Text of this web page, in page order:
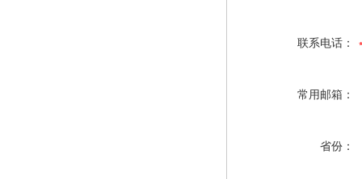
联系电话：
常用邮箱：
省份：